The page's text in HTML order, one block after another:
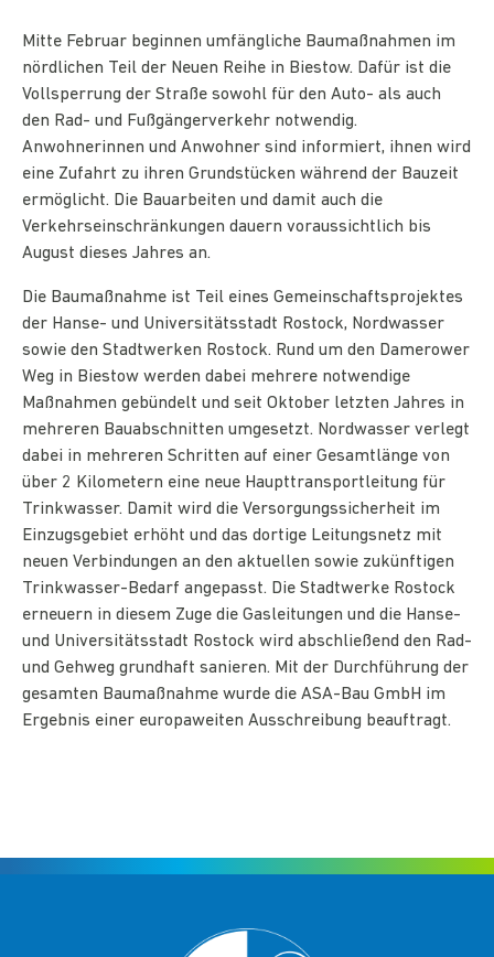
Mitte Februar beginnen umfängliche Baumaßnahmen im
nördlichen Teil der Neuen Reihe in Biestow. Dafür ist die
Vollsperrung der Straße sowohl für den Auto- als auch
den Rad- und Fußgängerverkehr notwendig.
Anwohnerinnen und Anwohner sind informiert, ihnen wird
eine Zufahrt zu ihren Grundstücken während der Bauzeit
ermöglicht. Die Bauarbeiten und damit auch die
Verkehrseinschränkungen dauern voraussichtlich bis
August dieses Jahres an.
Die Baumaßnahme ist Teil eines Gemeinschaftsprojektes
der Hanse- und Universitätsstadt Rostock, Nordwasser
sowie den Stadtwerken Rostock. Rund um den Damerower
Weg in Biestow werden dabei mehrere notwendige
Maßnahmen gebündelt und seit Oktober letzten Jahres in
mehreren Bauabschnitten umgesetzt. Nordwasser verlegt
dabei in mehreren Schritten auf einer Gesamtlänge von
über 2 Kilometern eine neue Haupttransportleitung für
Trinkwasser. Damit wird die Versorgungssicherheit im
Einzugsgebiet erhöht und das dortige Leitungsnetz mit
neuen Verbindungen an den aktuellen sowie zukünftigen
Trinkwasser-Bedarf angepasst. Die Stadtwerke Rostock
erneuern in diesem Zuge die Gasleitungen und die Hanse-
und Universitätsstadt Rostock wird abschließend den Rad-
und Gehweg grundhaft sanieren. Mit der Durchführung der
gesamten Baumaßnahme wurde die ASA-Bau GmbH im
Ergebnis einer europaweiten Ausschreibung beauftragt.